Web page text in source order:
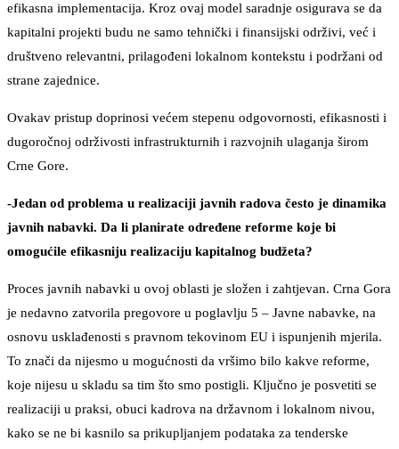
efikasna implementacija. Kroz ovaj model saradnje osigurava se da
kapitalni projekti budu ne samo tehnički i finansijski održivi, već i
društveno relevantni, prilagođeni lokalnom kontekstu i podržani od
strane zajednice.
Ovakav pristup doprinosi većem stepenu odgovornosti, efikasnosti i
dugoročnoj održivosti infrastrukturnih i razvojnih ulaganja širom
Crne Gore.
-Jedan od problema u realizaciji javnih radova često je dinamika
javnih nabavki. Da li planirate određene reforme koje bi
omogućile efikasniju realizaciju kapitalnog budžeta?
Proces javnih nabavki u ovoj oblasti je složen i zahtjevan. Crna Gora
je nedavno zatvorila pregovore u poglavlju 5 – Javne nabavke, na
osnovu usklađenosti s pravnom tekovinom EU i ispunjenih mjerila.
To znači da nijesmo u mogućnosti da vršimo bilo kakve reforme,
koje nijesu u skladu sa tim što smo postigli. Ključno je posvetiti se
realizaciji u praksi, obuci kadrova na državnom i lokalnom nivou,
kako se ne bi kasnilo sa prikupljanjem podataka za tenderske